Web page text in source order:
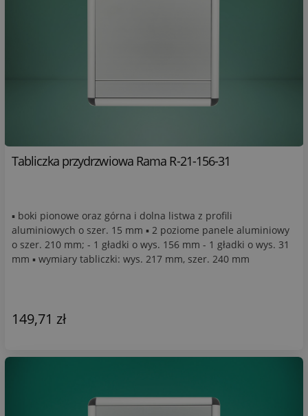
Tabliczka przydrzwiowa Rama R-21-156-31
▪ boki pionowe oraz górna i dolna listwa z profili
aluminiowych o szer. 15 mm ▪ 2 poziome panele aluminiowy
o szer. 210 mm; - 1 gładki o wys. 156 mm - 1 gładki o wys. 31
mm ▪ wymiary tabliczki: wys. 217 mm, szer. 240 mm
149,71 zł